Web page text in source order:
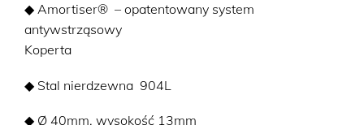
◆ Amortiser® – opatentowany system
antywstrząsowy
Koperta
◆ Stal nierdzewna 904L
◆ Ø 40mm, wysokość 13mm